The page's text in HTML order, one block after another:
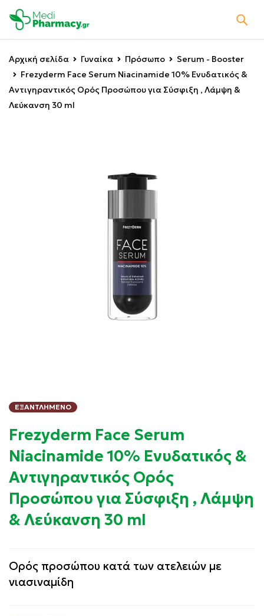
Αρχική σελίδα Γυναίκα Πρόσωπο
Serum - Booster
Frezyderm Face Serum Niacinamide 10% Ενυδατικός &
Αντιγηραντικός Ορός Προσώπου για Σύσφιξη , Λάμψη &
Λεύκανση 30 ml
ΕΞΑΝΤΛΗΜΈΝΟ
Frezyderm Face Serum
Niacinamide 10% Ενυδατικός &
Αντιγηραντικός Ορός
Προσώπου για Σύσφιξη , Λάμψη
& Λεύκανση 30 ml
Ορός προσώπου κατά των ατελειών με
νιασιναμίδη